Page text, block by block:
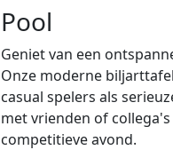
Pool
Geniet van een
Onze moderne
casual spelers als
met vrienden of
competitieve avond.